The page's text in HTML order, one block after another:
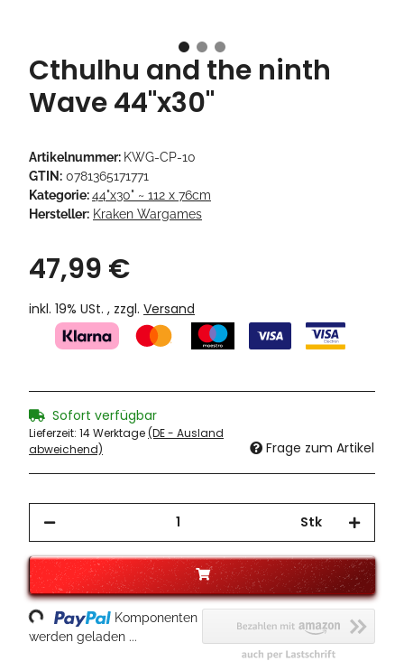
Cthulhu and the ninth
Wave 44"x30"
Artikelnummer: KWG-CP-10
GTIN: 0781365171771
Kategorie:44"x30" ~ 112 x 76cm
Hersteller: Kraken Wargames
47,99 €
inkl. 19% USt. , zzgl. Versand
Sofort verfügbar
Lieferzeit: 14 Werktage(DE - Ausland
abweichend)
Frage zum Artikel
Stk
Komponenten
werden geladen ...